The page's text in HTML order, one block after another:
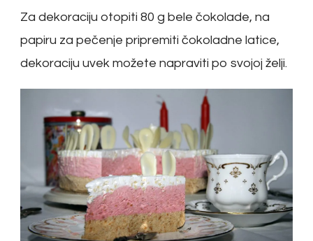
Za dekoraciju otopiti 80 g bele čokolade, na
papiru za pečenje pripremiti čokoladne latice,
dekoraciju uvek možete napraviti po svojoj želji.